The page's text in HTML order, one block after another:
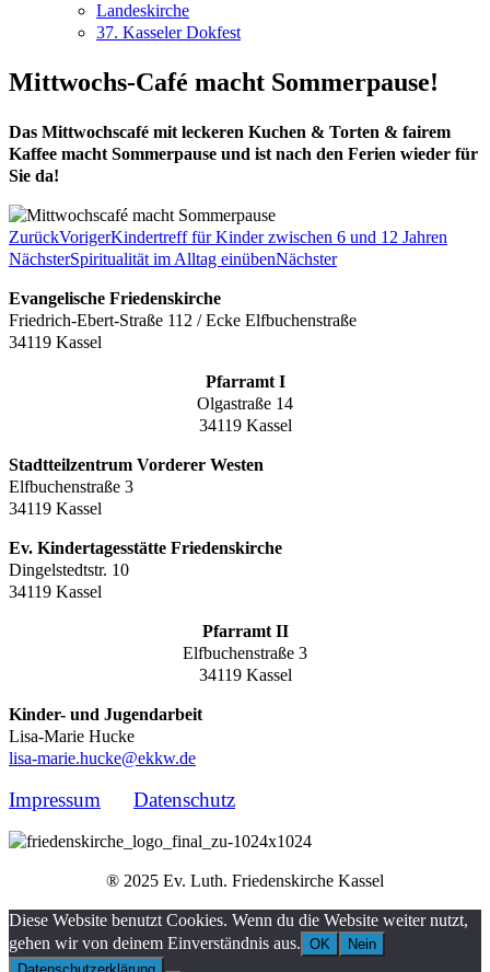
Landeskirche
37. Kasseler Dokfest
Mittwochs-Café macht Sommerpause!
Das Mittwochscafé mit leckeren Kuchen & Torten & fairem
Kaffee macht Sommerpause und ist nach den Ferien wieder für
Sie da!
ZurückVorigerKindertreff für Kinder zwischen 6 und 12 Jahren
NächsterSpiritualität im Alltag einübenNächster
Evangelische Friedenskirche
Friedrich-Ebert-Straße 112 / Ecke Elfbuchenstraße
34119 Kassel
Pfarramt I
Olgastraße 14
34119 Kassel
Stadtteilzentrum Vorderer Westen
Elfbuchenstraße 3
34119 Kassel
Ev. Kindertagesstätte Friedenskirche
Dingelstedtstr. 10
34119 Kassel
Pfarramt II
Elfbuchenstraße 3
34119 Kassel
Kinder- und Jugendarbeit
Lisa-Marie Hucke
lisa-marie.hucke@ekkw.de
Impressum Datenschutz
® 2025 Ev. Luth. Friedenskirche Kassel
Diese Website benutzt Cookies. Wenn du die Website weiter nutzt,
gehen wir von deinem Einverständnis aus. OK
Nein